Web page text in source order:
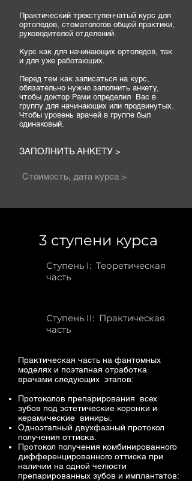
Практический трехступенчатый курс для
ортопедов, стоматологов общей практики,
руководителей отделений.
Курс как для начинающих ортопедов, так
и для уже работающих.
Перед тем как записаться на курс,
обязательно нужно заполнить анкету,
чтобы доктор Рами определил Вас в
группу для начинающих или продвинутых.
Чтобы уровень врачей в группе был
одинаковый.
ЗАПОЛНИТЬ АНКЕТУ >
Стоимость, дата курса >
3 ступени курса
Ступень I: Теоретическая
часть
Ступень II: Практическая
часть
Практическая часть на фантомных
моделях и поэтапная отработка
врачами следующих этапов:
Протоколов препарирования всех
зубов под эстетические коронки и
керамические виниры.
Одноэтапный двухфазный протокол
получения оттиска.
Протокол получения комбинированного
дифференцированного оттиска при
наличии на одной челюсти
препарированных зубов и имплантатов: